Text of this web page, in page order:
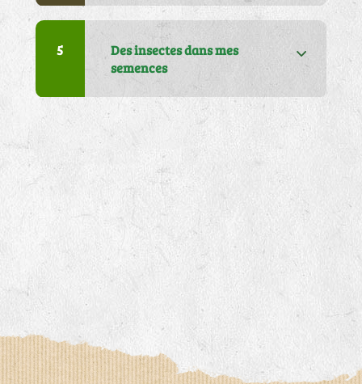
5
Des insectes dans mes
semences
articles dans mon colis
J'ai un problème sur ma
facture
J'attends ma commande, je
ne l'ai pas reçue